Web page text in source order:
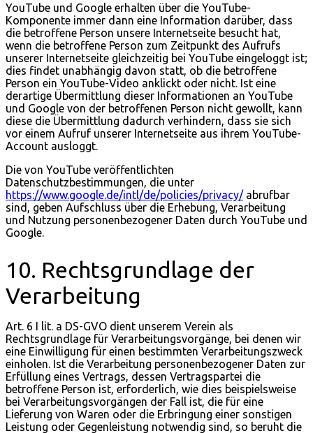
YouTube und Google erhalten über die YouTube-
Komponente immer dann eine Information darüber, dass
die betroffene Person unsere Internetseite besucht hat,
wenn die betroffene Person zum Zeitpunkt des Aufrufs
unserer Internetseite gleichzeitig bei YouTube eingeloggt ist;
dies findet unabhängig davon statt, ob die betroffene
Person ein YouTube-Video anklickt oder nicht. Ist eine
derartige Übermittlung dieser Informationen an YouTube
und Google von der betroffenen Person nicht gewollt, kann
diese die Übermittlung dadurch verhindern, dass sie sich
vor einem Aufruf unserer Internetseite aus ihrem YouTube-
Account ausloggt.
Die von YouTube veröffentlichten
Datenschutzbestimmungen, die unter
https://www.google.de/intl/de/policies/privacy/abrufbar
sind, geben Aufschluss über die Erhebung, Verarbeitung
und Nutzung personenbezogener Daten durch YouTube und
Google.
10. Rechtsgrundlage der
Verarbeitung
Art. 6 I lit. a DS-GVO dient unserem Verein als
Rechtsgrundlage für Verarbeitungsvorgänge, bei denen wir
eine Einwilligung für einen bestimmten Verarbeitungszweck
einholen. Ist die Verarbeitung personenbezogener Daten zur
Erfüllung eines Vertrags, dessen Vertragspartei die
betroffene Person ist, erforderlich, wie dies beispielsweise
bei Verarbeitungsvorgängen der Fall ist, die für eine
Lieferung von Waren oder die Erbringung einer sonstigen
Leistung oder Gegenleistung notwendig sind, so beruht die